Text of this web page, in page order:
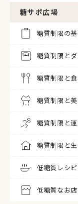
糖サポ広場
糖質制限の
糖質制限と
糖質制限と
糖質制限と
糖質制限と
糖質制限と
低糖質レシ
低糖質なお